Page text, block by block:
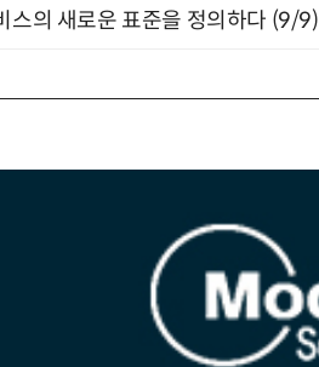
스의 새로운 표준을 정의하다 (9/9)